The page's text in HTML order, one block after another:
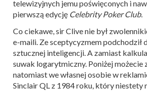
telewizyjnych jemu poświęconych i
pierwszą edycję Celebrity Poker Club.
Co ciekawe, sir Clive nie był
e-maili. Ze sceptycyzmem podchodził
sztucznej inteligencji. A zamiast
suwak logarytmiczny. Poniżej możecie
natomiast we własnej osobie w
Sinclair QL z 1984 roku, który niestety